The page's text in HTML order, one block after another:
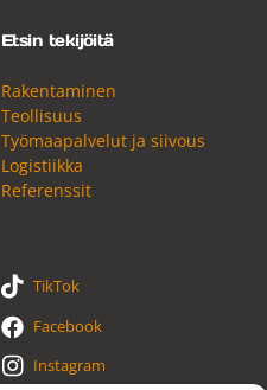
Etsin tekijöitä
Rakentaminen
Teollisuus
Työmaapalvelut ja siivous
Logistiikka
Referenssit
TikTok
Facebook
Instagram